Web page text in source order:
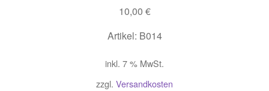
10,00 €
Artikel: B014
inkl. 7 % MwSt.
zzgl. Versandkosten